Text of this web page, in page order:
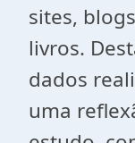
sites,
livros.
dados
uma